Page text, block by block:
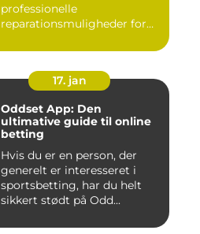
professionelle
reparationsmuligheder for
17. jan
Oddset App: Den
ultimative guide til online
betting
Hvis du er en person, der
generelt er interesseret i
sportsbetting, har du helt
sikkert stødt på Odd...